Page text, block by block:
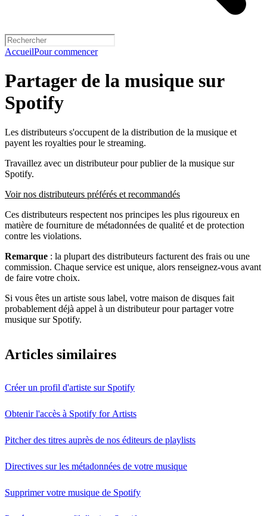
AccueilPour commencer
Partager de la musique sur
Spotify
Les distributeurs s'occupent de la distribution de la musique et
payent les royalties pour le streaming.
Travaillez avec un distributeur pour publier de la musique sur
Spotify.
Voir nos distributeurs préférés et recommandés
Ces distributeurs respectent nos principes les plus rigoureux en
matière de fourniture de métadonnées de qualité et de protection
contre les violations.
Remarque : la plupart des distributeurs facturent des frais ou une
commission. Chaque service est unique, alors renseignez-vous avant
de faire votre choix.
Si vous êtes un artiste sous label, votre maison de disques fait
probablement déjà appel à un distributeur pour partager votre
musique sur Spotify.
Articles similaires
Créer un profil d'artiste sur Spotify
Obtenir l'accès à Spotify for Artists
Pitcher des titres auprès de nos éditeurs de playlists
Directives sur les métadonnées de votre musique
Supprimer votre musique de Spotify